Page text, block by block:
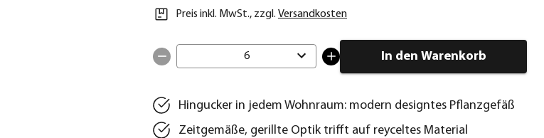
Preis inkl. MwSt., zzgl. Versandkosten
6 In den Warenkorb
Hingucker in jedem Wohnraum: modern designtes Pflanzgefäß
Zeitgemäße, gerillte Optik trifft auf reyceltes Material